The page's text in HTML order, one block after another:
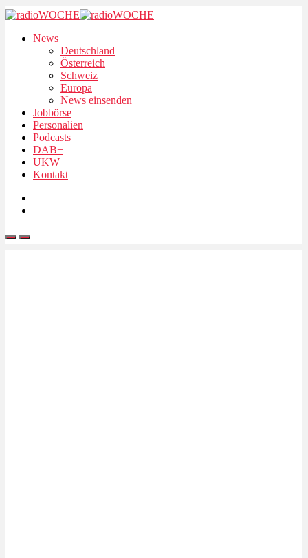
News
Deutschland
Österreich
Schweiz
Europa
News einsenden
Jobbörse
Personalien
Podcasts
DAB+
UKW
Kontakt